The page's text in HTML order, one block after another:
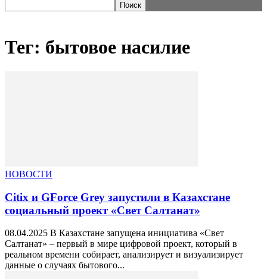
Тег: бытовое насилие
НОВОСТИ
Citix и GForce Grey запустили в Казахстане
социальный проект «Свет Салтанат»
08.04.2025 В Казахстане запущена инициатива «Свет
Салтанат» – первый в мире цифровой проект, который в
реальном времени собирает, анализирует и визуализирует
данные о случаях бытового...